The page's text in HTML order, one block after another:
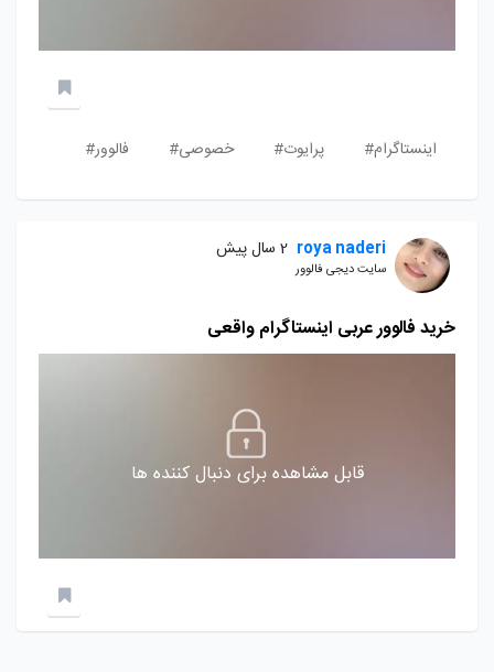
اینستاگرام# پرایوت# خصوصی# فالوور#
roya naderi 2 سال پیش
سایت دیجی فالوور
خرید فالوور عربی اینستاگرام واقعی
قابل مشاهده برای دنبال کننده ها